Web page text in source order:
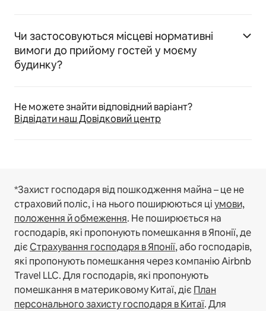
Чи застосовуються місцеві нормативні
вимоги до прийому гостей у моєму
будинку?
Не можете знайти відповідний варіант?
Відвідати наш Довідковий центр
*Захист господаря від пошкодження майна – це не
страховий поліс, і на нього поширюються ціумови,
положення й обмеження. Не поширюється на
господарів, які пропонують помешкання в Японії, де
дієСтрахування господаря в Японії, або господарів,
які пропонують помешкання через компанію Airbnb
Travel LLC.Для господарів, які пропонують
помешкання в материковому Китаї, діє План
персонального захисту господаря в Китаї.Для